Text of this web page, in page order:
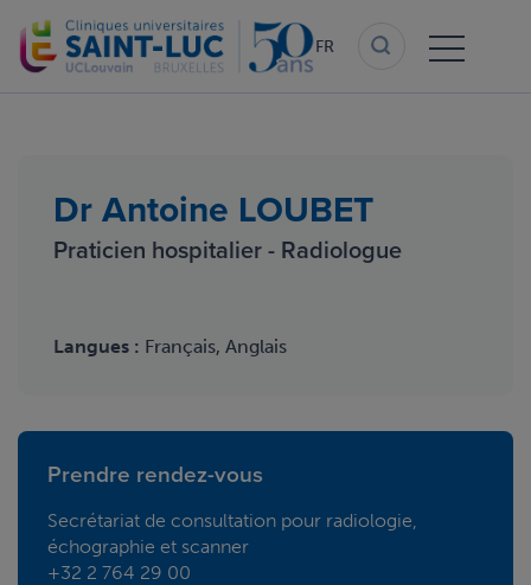
au
contenu
FR
Dr Antoine LOUBET
Praticien hospitalier - Radiologue
Langues : Français, Anglais
Prendre rendez-vous
Secrétariat de consultation pour radiologie,
échographie et scanner
+32 2 764 29 00